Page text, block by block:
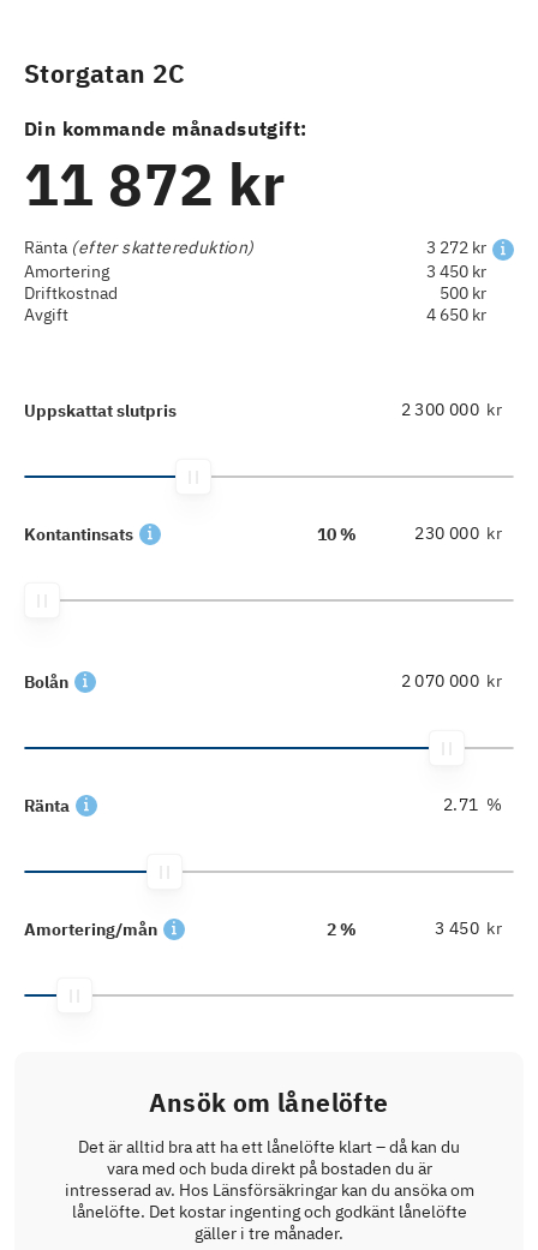
Storgatan 2C
Din kommande månadsutgift:
11 872 kr
Ränta (efter skattereduktion)
3 272 kr
Amortering
3 450 kr
Driftkostnad
500 kr
Avgift
4 650 kr
Uppskattat slutpris kr
Kontantinsats 10 % kr
Bolån kr
Ränta %
Amortering/mån 2 % kr
Ansök om lånelöfte
Det är alltid bra att ha ett lånelöfte klart – då kan du
vara med och buda direkt på bostaden du är
intresserad av. Hos Länsförsäkringar kan du ansöka om
lånelöfte. Det kostar ingenting och godkänt lånelöfte
gäller i tre månader.